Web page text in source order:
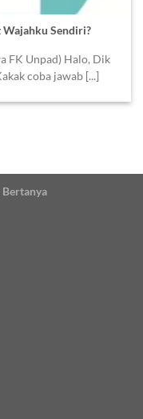
Sendiri?
FK Unpad) Halo, Dik
coba jawab [...]